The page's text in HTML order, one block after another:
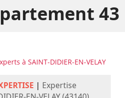
43
à SAINT-DIDIER-EN-VELAY
| Expertise